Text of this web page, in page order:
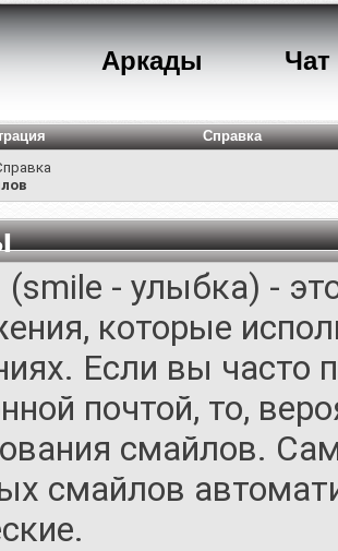
Аркады Чат
Справка
- улыбка) -
которые
Если вы часто
почтой, то,
смайлов.
смайлов